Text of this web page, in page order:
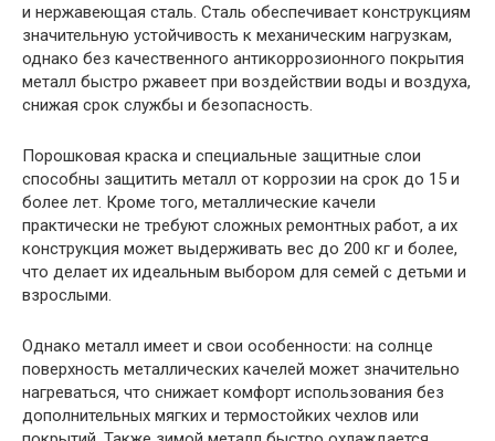
и нержавеющая сталь. Сталь обеспечивает конструкциям
значительную устойчивость к механическим нагрузкам,
однако без качественного антикоррозионного покрытия
металл быстро ржавеет при воздействии воды и воздуха,
снижая срок службы и безопасность.
Порошковая краска и специальные защитные слои
способны защитить металл от коррозии на срок до 15 и
более лет. Кроме того, металлические качели
практически не требуют сложных ремонтных работ, а их
конструкция может выдерживать вес до 200 кг и более,
что делает их идеальным выбором для семей с детьми и
взрослыми.
Однако металл имеет и свои особенности: на солнце
поверхность металлических качелей может значительно
нагреваться, что снижает комфорт использования без
дополнительных мягких и термостойких чехлов или